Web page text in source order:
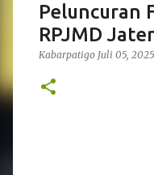
Peluncuran
RPJMD
Kabarpatigo Juli 05, 2025